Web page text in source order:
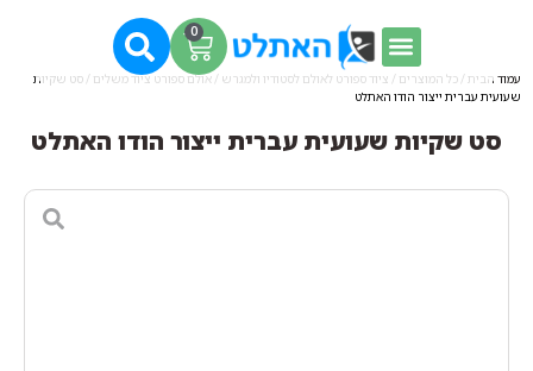
0
עמוד הבית / כל המוצרים / ציוד ספורט לאולם לסטודיו ולמגרש / אולם ספורט ציוד משלים / סט שקיות
שעועית עברית ייצור הודו האתלט
סט שקיות שעועית עברית ייצור הודו האתלט